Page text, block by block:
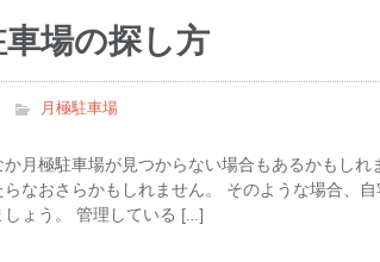
場の探し方
月極駐車場
月極駐車場が見つからない場合もあるかもしれ
なおさらかもしれません。 そのような場合、
ょう。 管理している […]